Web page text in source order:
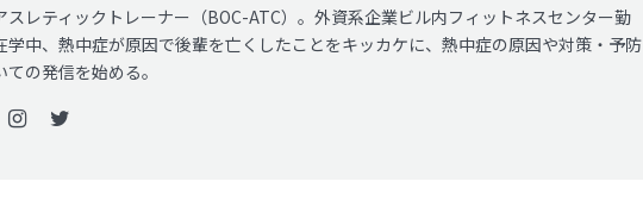
スレティックトレーナー（BOC-ATC）。外資系企業ビル内フィットネスセンター勤
学中、熱中症が原因で後輩を亡くしたことをキッカケに、熱中症の原因や対策・予防
の発信を始める。